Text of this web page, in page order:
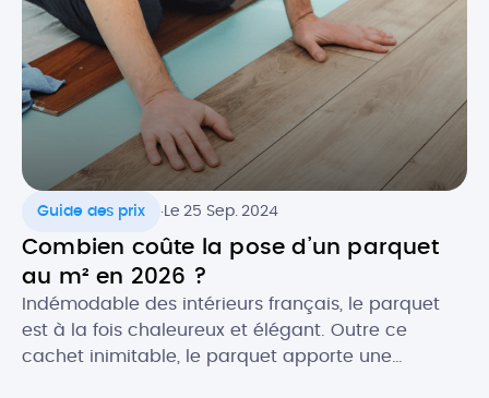
Guide des prix .Le 25 Sep. 2024
Combien coûte la pose d’un parquet
au m² en 2026 ?
Indémodable des intérieurs français, le parquet
est à la fois chaleureux et élégant. Outre ce
cachet inimitable, le parquet apporte une